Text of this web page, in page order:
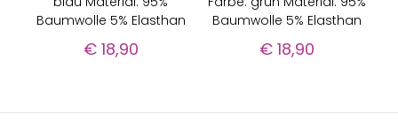
Baumwolle 5% Elasthan
€18,90
Baumwolle 5% Elasthan
€ 18,90